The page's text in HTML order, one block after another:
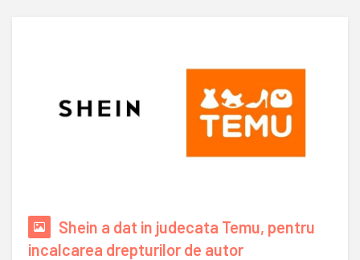
Shein a dat in judecata Temu, pentru
incalcarea drepturilor de autor